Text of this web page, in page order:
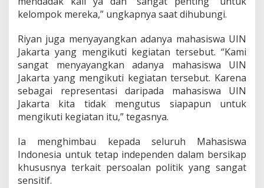
N
a
o
n
a
l
M
a
h
a
s
w
a
kelompok mereka,” ungkapnya saat dihubungi.
Riyan juga menyayangkan adanya mahasiswa UIN
Jakarta yang mengikuti kegiatan tersebut. “Kami
sangat menyayangkan adanya mahasiswa UIN
Jakarta yang mengikuti kegiatan tersebut. Karena
sebagai representasi daripada mahasiswa UIN
Jakarta kita tidak mengutus siapapun untuk
mengikuti kegiatan itu,” tegasnya.
Ia menghimbau kepada seluruh Mahasiswa
Indonesia untuk tetap independen dalam bersikap
khususnya terkait persoalan politik yang sangat
sensitif.